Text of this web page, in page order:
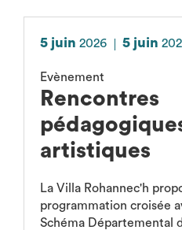
5 juin 2026 5 juin
Evènement
Rencontres
artistiques
La Villa Rohannec'h
programmation croisée
Schéma Départemental